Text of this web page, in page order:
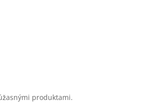
produktami.